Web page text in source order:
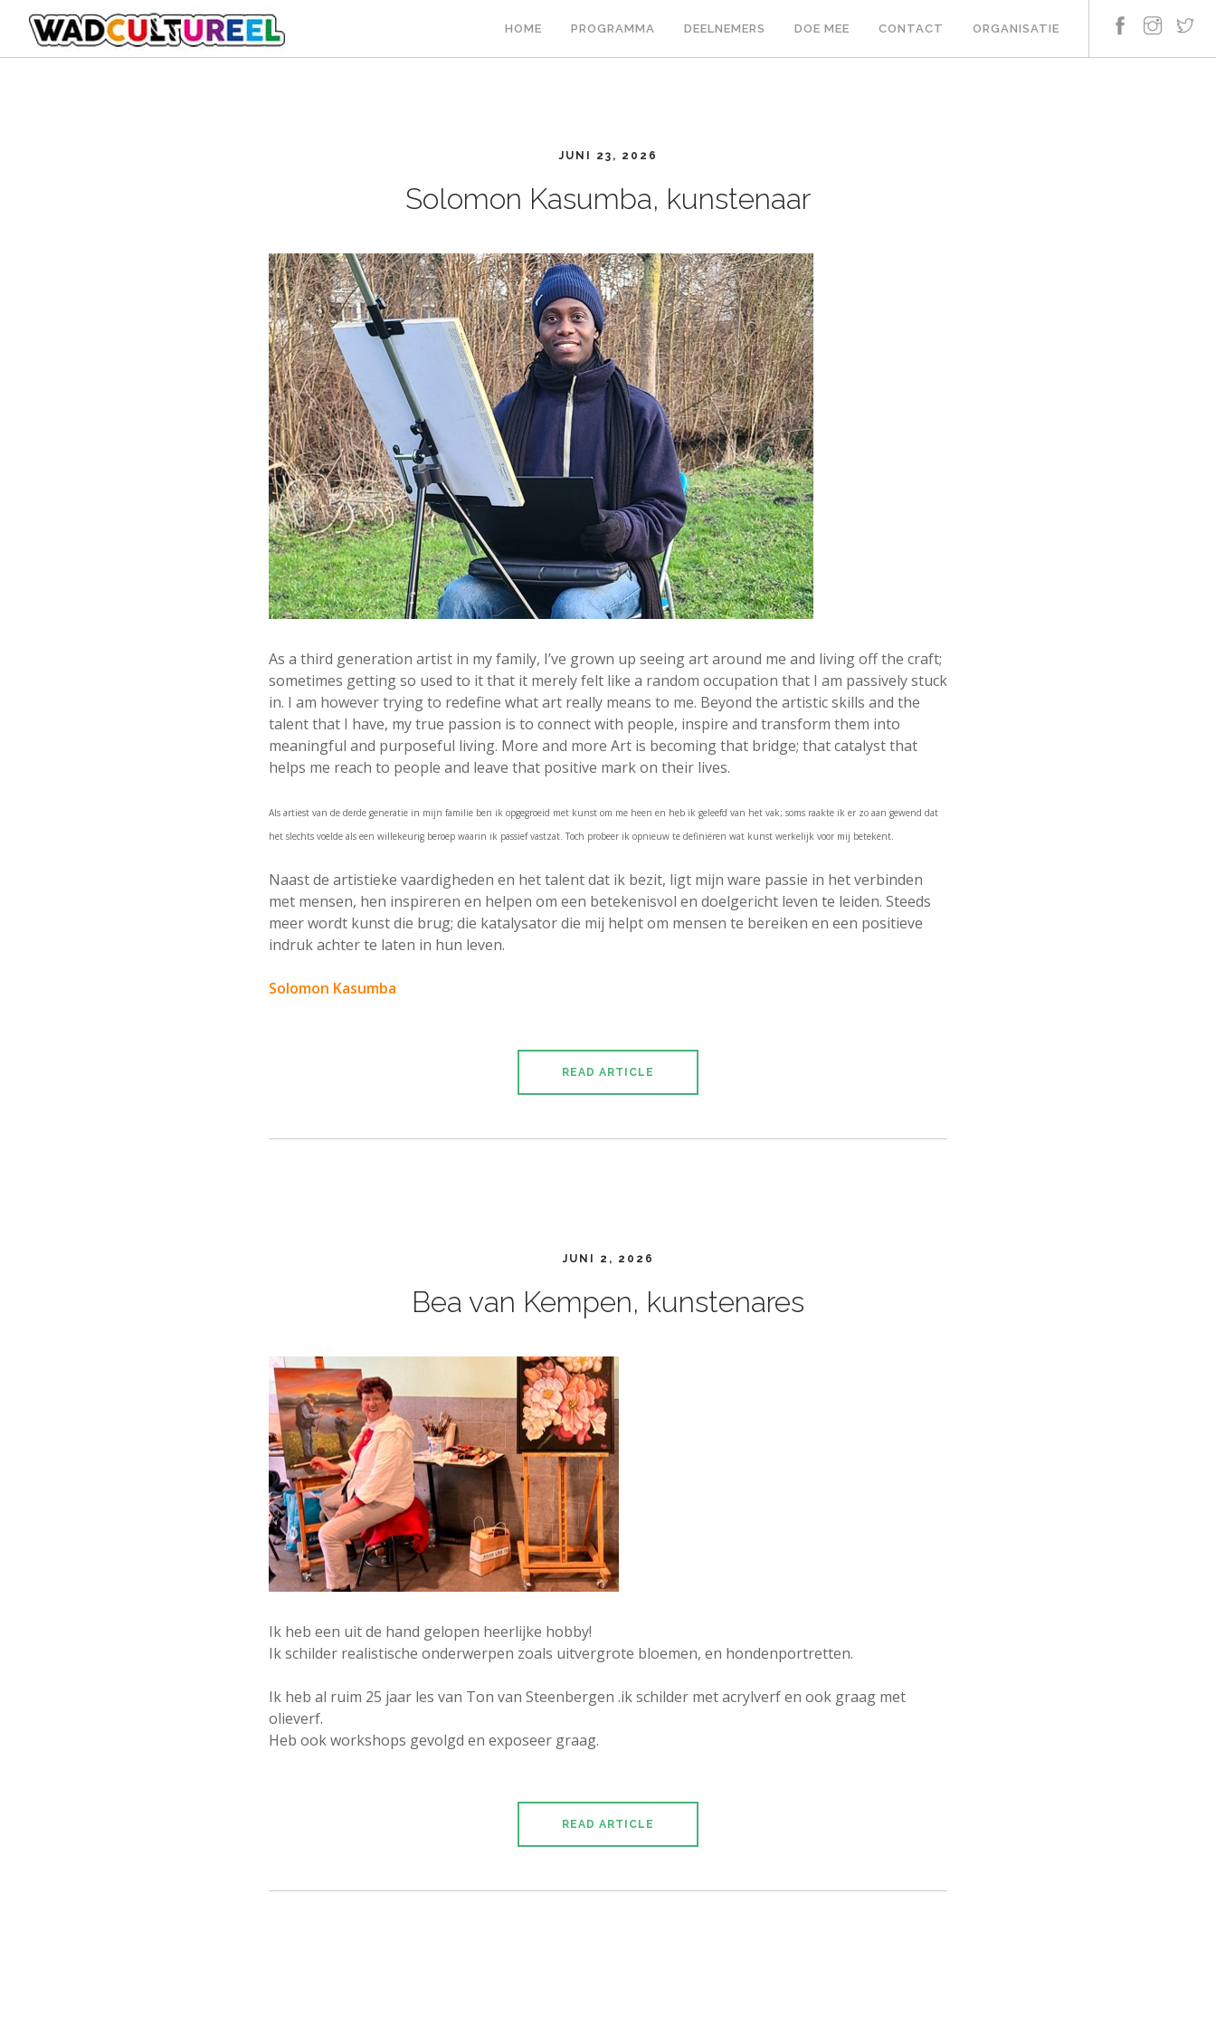
HOME PROGRAMMA DEELNEMERS DOE MEE CONTACT ORGANISATIE
JUNI 23, 2026
Solomon Kasumba, kunstenaar
As a third generation artist in my family, I’ve grown up seeing art around me and living off the craft;
sometimes getting so used to it that it merely felt like a random occupation that I am passively stuck
in. I am however trying to redefine what art really means to me. Beyond the artistic skills and the
talent that I have, my true passion is to connect with people, inspire and transform them into
meaningful and purposeful living. More and more Art is becoming that bridge; that catalyst that
helps me reach to people and leave that positive mark on their lives.
Als artiest van de derde generatie in mijn familie ben ik opgegroeid met kunst om me heen en heb ik geleefd van het vak; soms raakte ik er zo aan gewend dat
het slechts voelde als een willekeurig beroep waarin ik passief vastzat. Toch probeer ik opnieuw te definiëren wat kunst werkelijk voor mij betekent.
Naast de artistieke vaardigheden en het talent dat ik bezit, ligt mijn ware passie in het verbinden
met mensen, hen inspireren en helpen om een betekenisvol en doelgericht leven te leiden. Steeds
meer wordt kunst die brug; die katalysator die mij helpt om mensen te bereiken en een positieve
indruk achter te laten in hun leven.
Solomon Kasumba
READ ARTICLE
JUNI 2, 2026
Bea van Kempen, kunstenares
Ik heb een uit de hand gelopen heerlijke hobby!
Ik schilder realistische onderwerpen zoals uitvergrote bloemen, en hondenportretten.
Ik heb al ruim 25 jaar les van Ton van Steenbergen .ik schilder met acrylverf en ook graag met
olieverf.
Heb ook workshops gevolgd en exposeer graag.
READ ARTICLE